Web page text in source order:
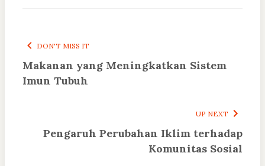
DON'T MISS IT
Makanan yang Meningkatkan Sistem
Imun Tubuh
UP NEXT
Pengaruh Perubahan Iklim terhadap
Komunitas Sosial